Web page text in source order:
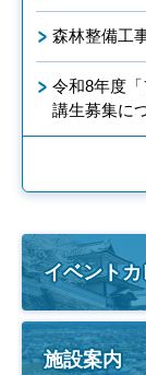
森林整備工
令和8年度
講生募集に
イベント
施設案内